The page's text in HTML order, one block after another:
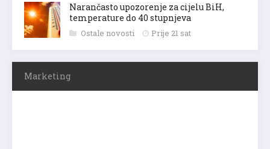
Narančasto upozorenje za cijelu BiH,
temperature do 40 stupnjeva
Ostale novosti Prije 21 sat
Marketing